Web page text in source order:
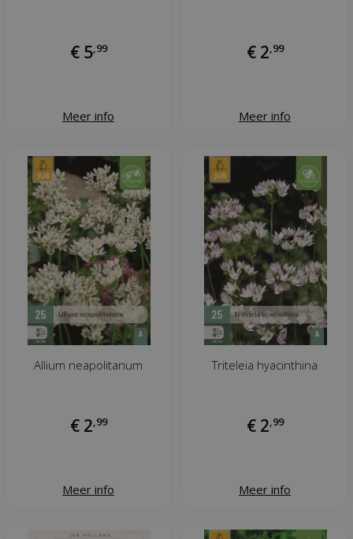
€ 5 99
Meer info
€ 2 99
Meer info
Allium neapolitanum
€ 2 99
Meer info
Triteleia hyacinthina
€ 2 99
Meer info